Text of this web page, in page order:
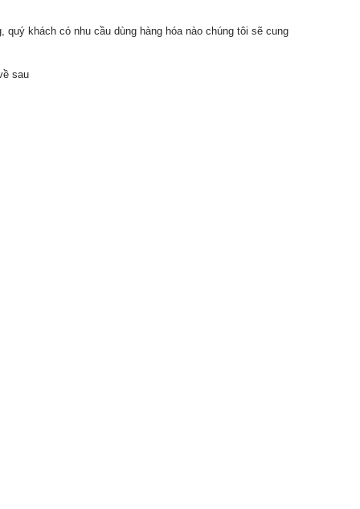
khách có nhu cầu dùng hàng hóa nào chúng tôi sẽ cung
sau